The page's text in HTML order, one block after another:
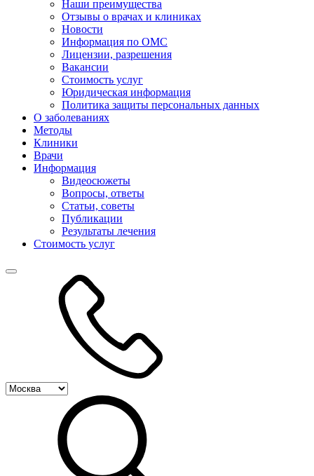
Наши преимущества
Отзывы о врачах и клиниках
Новости
Информация по ОМС
Лицензии, разрешения
Вакансии
Стоимость услуг
Юридическая информация
Политика защиты персональных данных
О заболеваниях
Методы
Клиники
Врачи
Информация
Видеосюжеты
Вопросы, ответы
Статьи, советы
Публикации
Результаты лечения
Стоимость услуг